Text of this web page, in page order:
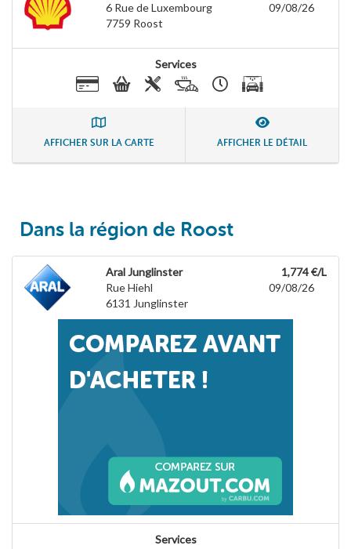
6 Rue de Luxembourg
7759 Roost
09/08/26
Services
AFFICHER SUR LA CARTE AFFICHER LE DÉTAIL
Dans la région de Roost
Aral Junglinster
Rue Hiehl
6131 Junglinster
1,774 €/L
09/08/26
Services